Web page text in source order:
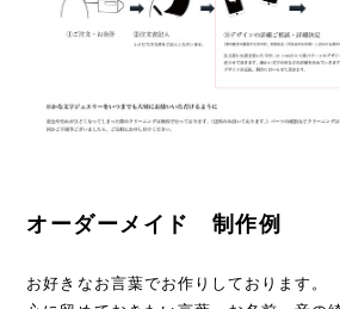
オーダーメイド 制作例
お好きなお言葉でお作りしております。